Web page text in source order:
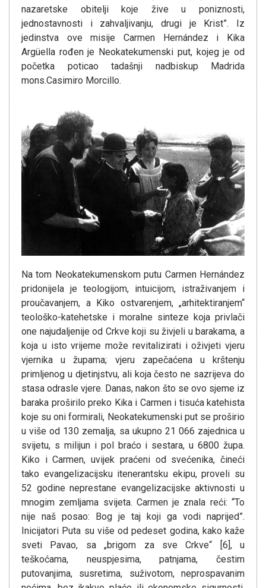
nazaretske obitelji koje žive u poniznosti,
jednostavnosti i zahvaljivanju, drugi je Krist”. Iz
jedinstva ove misije Carmen Hernández i Kika
Argüella rođen je Neokatekumenski put, kojeg je od
početka poticao tadašnji nadbiskup Madrida
mons.Casimiro Morcillo.
Na tom Neokatekumenskom putu Carmen Hernández
pridonijela je teologijom, intuicijom, istraživanjem i
proučavanjem, a Kiko ostvarenjem, „arhitektiranjem“
teološko-katehetske i moralne sinteze koja privlači
one najudaljenije od Crkve koji su živjeli u barakama, a
koja u isto vrijeme može revitalizirati i oživjeti vjeru
vjernika u župama; vjeru zapečaćena u krštenju
primljenog u djetinjstvu, ali koja često ne sazrijeva do
stasa odrasle vjere. Danas, nakon što se ovo sjeme iz
baraka proširilo preko Kika i Carmen i tisuća katehista
koje su oni formirali, Neokatekumenski put se proširio
u više od 130 zemalja, sa ukupno 21 066 zajednica u
svijetu, s milijun i pol braćo i sestara, u 6800 župa.
Kiko i Carmen, uvijek praćeni od svećenika, čineći
tako evangelizacijsku itenerantsku ekipu, proveli su
52 godine neprestane evangelizacijske aktivnosti u
mnogim zemljama svijeta. Carmen je znala reći: “To
nije naš posao: Bog je taj koji ga vodi naprijed”.
Inicijatori Puta su više od pedeset godina, kako kaže
sveti Pavao, sa „brigom za sve Crkve“ [6], u
teškoćama, neuspjesima, patnjama, čestim
putovanjima, susretima, suživotom, neprospavanim